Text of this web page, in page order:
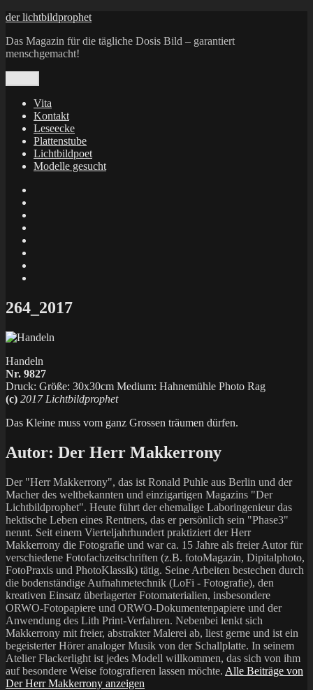
Zum
springen
der lichtbildprophet
Das Magazin für die tägliche Dosis Bild – garantiert
menschgemacht!
Vita
Kontakt
Leseecke
Plattenstube
Lichtbildpoet
Modelle gesucht
X
264_2017
Handeln
Nr. 9827
Druck: Größe: 30x30cm Medium: Hahnemühle Photo Rag
(c) 2017 Lichtbildprophet
Das Kleine muss vom ganz Grossen träumen dürfen.
Autor: Der Herr Makkerrony
Der "Herr Makkerrony", das ist Ronald Puhle aus Berlin und der
Macher des weltbekannten und einzigartigen Magazins "Der
Lichtbildprophet". Heute führt der ehemalige Laboringenieur das
hektische Leben eines Rentners, das er persönlich sein "Phase3"
nennt. Seit einem Vierteljahrhundert praktiziert der Herr
Makkerrony die Fotografie und war ca. 15 Jahre als freier Autor für
verschiedene Fotofachzeitschriften (z.B. fotoMagazin, Dipitalphoto,
FotoPraxis und PhotoKlassik) tätig. Seine Arbeiten bestechen durch
die bodenständige Aufnahmetechnik (LoFi - Fotografie), den
kreativen Einsatz überlagerter Fotomaterialien, insbesondere
ORWO-Fotopapiere und ORWO-Dokumentenpapiere und der
Anwendung des Lith Print-Verfahren. Nebenbei lenkt sich
Makkerrony mit freier, abstrakter Malerei ab, liest gerne und ist ein
begeisterter Hörer analoger Musik von der Schallplatte. In seinem
Atelier Flackerlight ist jedes Modell willkommen, das sich von ihm
auf besondere Weise fotografieren lassen möchte. Alle Beiträge von
Der Herr Makkerrony anzeigen